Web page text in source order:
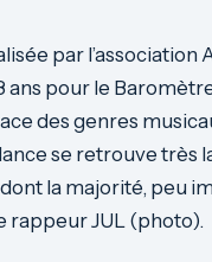
par l’association
ans pour le
des genres
se retrouve très
la majorité, peu
rappeur JUL (photo).